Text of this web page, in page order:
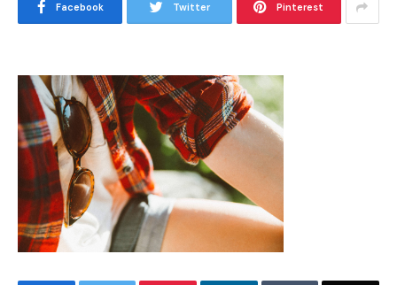
Facebook Twitter Pinterest